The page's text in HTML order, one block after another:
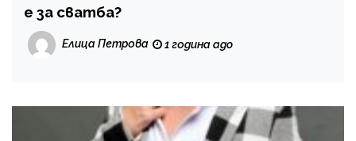
е за сватба?
Елица Петрова 1 година ago